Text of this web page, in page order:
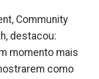
Community
destacou:
momento mais
como